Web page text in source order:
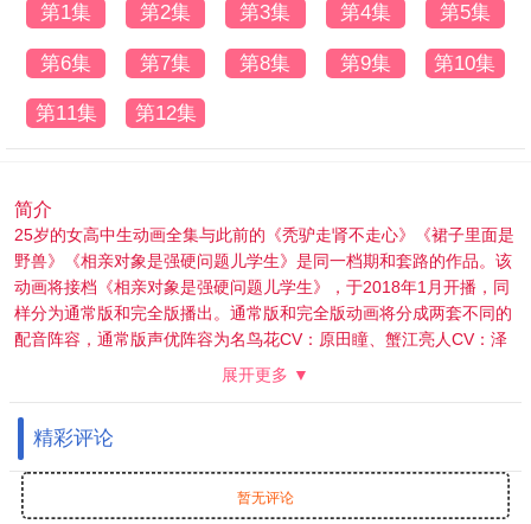
第1集 第2集 第3集 第4集 第5集
第6集 第7集 第8集 第9集 第10集
第11集 第12集
简介
25岁的女高中生动画全集与此前的《秃驴走肾不走心》《裙子里面是
野兽》《相亲对象是强硬问题儿学生》是同一档期和套路的作品。该
动画将接档《相亲对象是强硬问题儿学生》，于2018年1月开播，同
样分为通常版和完全版播出。通常版和完全版动画将分成两套不同的
配音阵容，通常版声优阵容为名鸟花CV：原田瞳、蟹江亮人CV：泽
城千春、相田直之CV：高冢智人；完全版声优阵容为名鸟花CV：和
女高中生动画故事讲述了25岁的女主人公代替逃学的表妹上高中，并
在高中遇到了现在当上老师的原男同学的故事。
展开更多 ▼
精彩评论
暂无评论